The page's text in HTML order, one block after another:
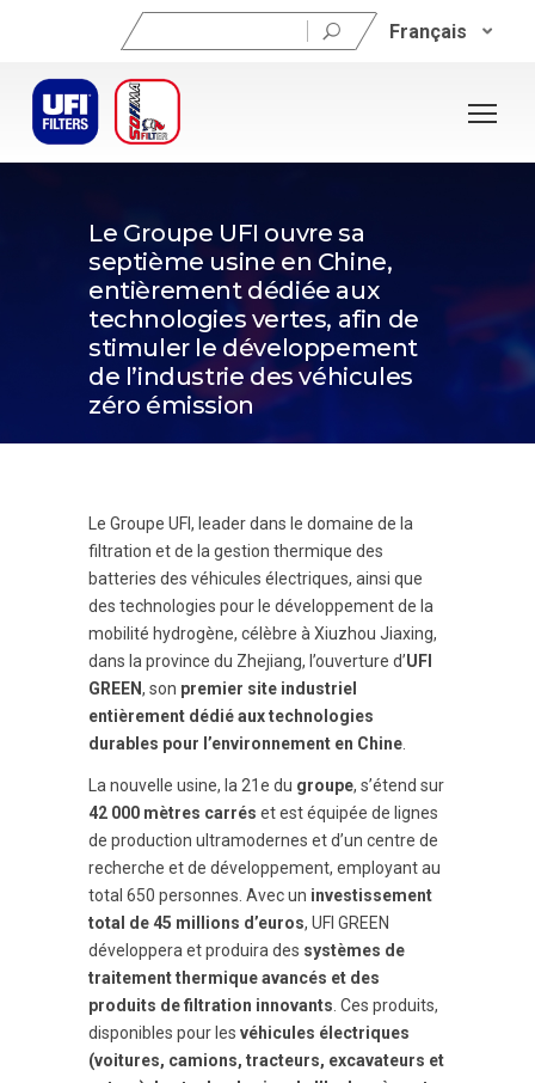
Rechercher : Français
Le Groupe UFI ouvre sa
septième usine en Chine,
entièrement dédiée aux
technologies vertes, afin de
stimuler le développement
de l’industrie des véhicules
zéro émission
29 mai 2024
Le Groupe UFI, leader dans le domaine de la
filtration et de la gestion thermique des
batteries des véhicules électriques, ainsi que
des technologies pour le développement de la
mobilité hydrogène, célèbre à Xiuzhou Jiaxing,
dans la province du Zhejiang, l’ouverture d’UFI
GREEN, son premier site industriel
entièrement dédié aux technologies
durables pour l’environnement en Chine.
La nouvelle usine, la 21e du groupe, s’étend sur
42 000 mètres carrés et est équipée de lignes
de production ultramodernes et d’un centre de
recherche et de développement, employant au
total 650 personnes. Avec un investissement
total de 45 millions d’euros, UFI GREEN
développera et produira des systèmes de
traitement thermique avancés et des
produits de filtration innovants. Ces produits,
disponibles pour les véhicules électriques
(voitures, camions, tracteurs, excavateurs et